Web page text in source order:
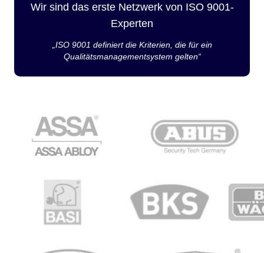
Wir sind das erste Netzwerk von ISO 9001-
Experten
„ISO 9001 definiert die Kriterien, die für ein
Qualitätsmanagementsystem gelten“